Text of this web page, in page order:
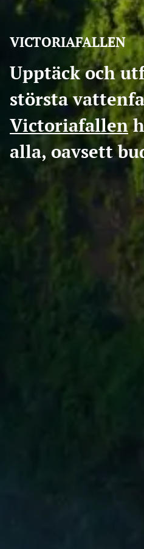
VICTORIAFALLEN
Upptäck och
största
Victoriafallen
alla, oavsett